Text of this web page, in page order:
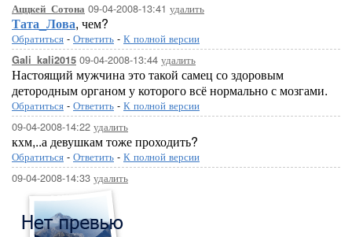
Аццкей_Сотона 09-04-2008-13:41 удалить
Тата_Лова, чем?
Обратиться - Ответить - К полной версии
Gali_kali2015 09-04-2008-13:44 удалить
Настоящий мужчина это такой самец со здоровым
детородным органом у которого всё нормально с мозгами.
Обратиться - Ответить - К полной версии
09-04-2008-14:22 удалить
кхм,..а девушкам тоже проходить?
Обратиться - Ответить - К полной версии
09-04-2008-14:33 удалить